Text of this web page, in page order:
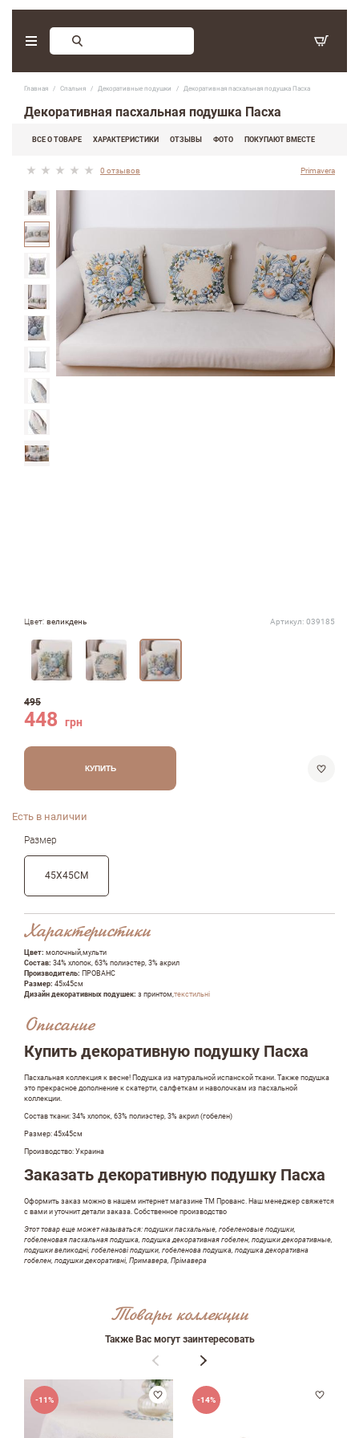
Главная Спальня Декоративные подушки Декоративная пасхальная подушка Пасха
Декоративная пасхальная подушка Пасха
ВСЕ О ТОВАРЕ ХАРАКТЕРИСТИКИ ОТЗЫВЫ ФОТО ПОКУПАЮТ ВМЕСТЕ
0 отзывов Primavera
Цвет: великдень Артикул: 039185
495
448 грн
КУПИТЬ
Есть в наличии
Размер
45Х45СМ
Характеристики
Цвет: молочный,мульти
Состав: 34% хлопок, 63% полиэстер, 3% акрил
Производитель: ПРОВАНС
Размер: 45х45см
Дизайн декоративных подушек: з принтом,текстильні
Описание
Купить декоративную подушку Пасха
Пасхальная коллекция к весне! Подушка из натуральной испанской ткани. Также подушка
это прекрасное дополнение к скатерти, салфеткам и наволочкам из пасхальной
коллекции.
Состав ткани: 34% хлопок, 63% полиэстер, 3% акрил (гобелен)
Размер: 45х45см
Производство: Украина
Заказать декоративную подушку Пасха
Оформить заказ можно в нашем интернет магазине ТМ Прованс. Наш менеджер свяжется
с вами и уточнит детали заказа. Собственное производство
Этот товар еще может называться: подушки пасхальные, гобеленовые подушки,
гобеленовая пасхальная подушка, подушка декоративная гобелен, подушки декоративные,
подушки великодні, гобеленові подушки, гобеленова подушка, подушка декоративна
гобелен, подушки декоративні, Примавера, Прімавера
Товары коллекции
Также Вас могут заинтересовать
-11% -14%
Заказ обратного звонка
(097) 416-90-33 ,
(066) 339-07-15
Оставить отзыв
email
Достоинства